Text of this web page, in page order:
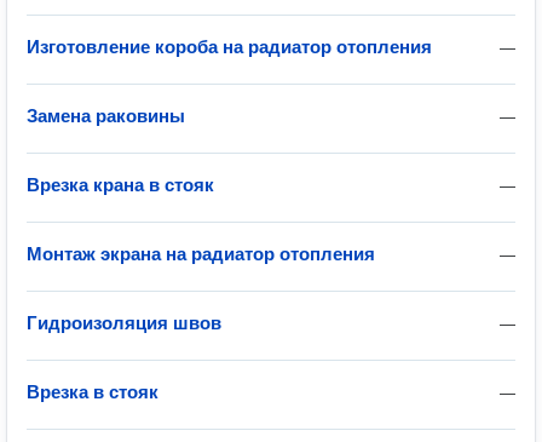
—
Изготовление короба на радиатор отопления
—
Замена раковины
—
Врезка крана в стояк
—
Монтаж экрана на радиатор отопления
—
Гидроизоляция швов
—
Врезка в стояк